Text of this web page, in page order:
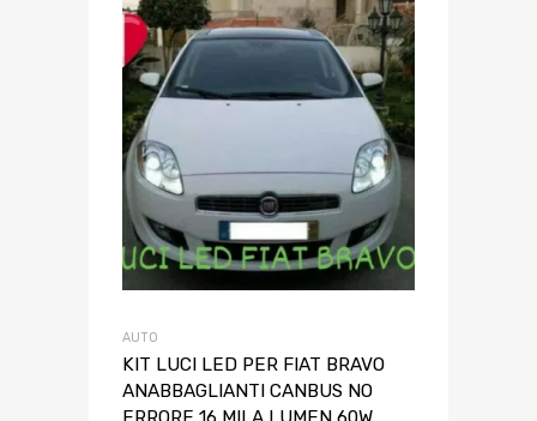
AUTO
KIT LUCI LED PER FIAT BRAVO
ANABBAGLIANTI CANBUS NO